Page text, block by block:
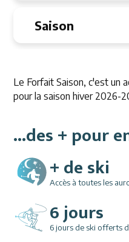
Saison
Le Forfait Saison, c'est un
pour la saison hiver 2026-
...des + pour
+ de ski
Accès à toutes les
6 jours
6 jours de ski offerts